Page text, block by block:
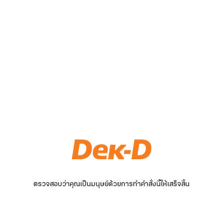
ตรวจสอบว่าคุณเป็นมนุษย์ด้วยการทำคำสั่งนี้ให้เสร็จสิ้น